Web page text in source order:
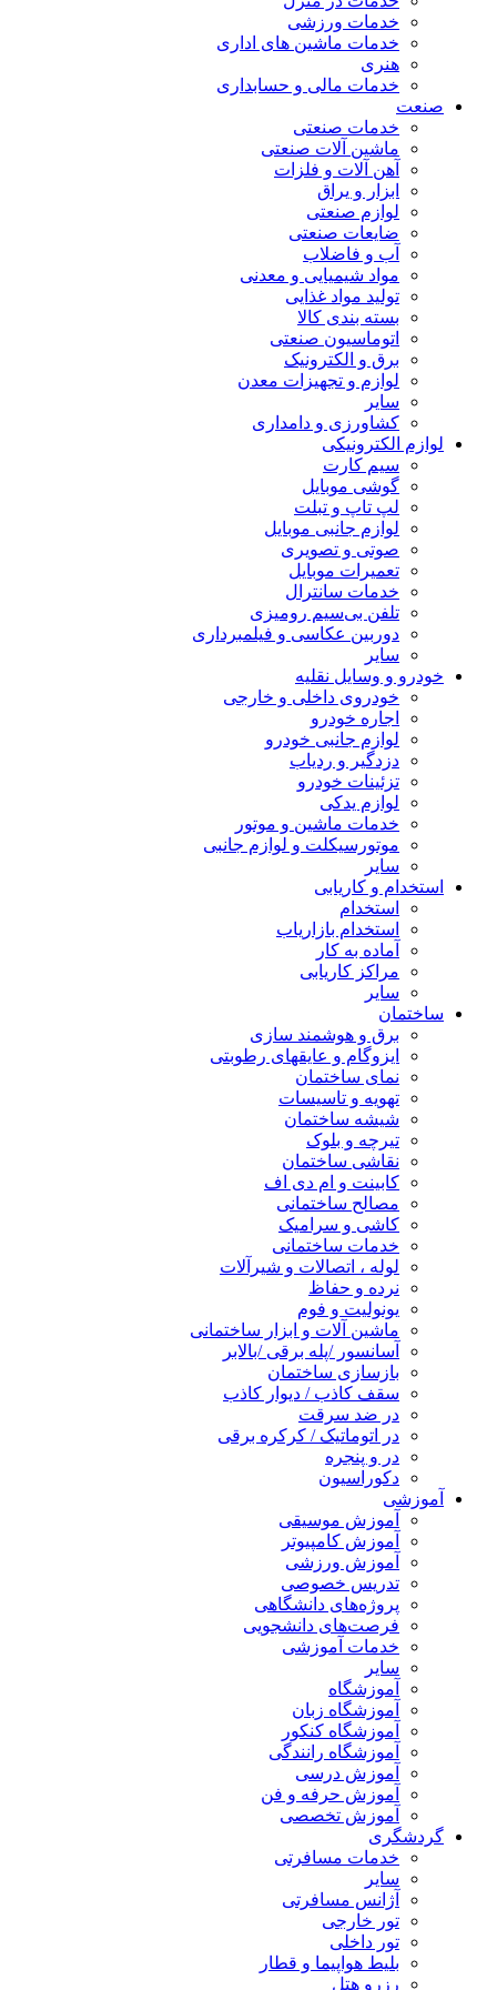
خدمات ورزشی
خدمات ماشین های اداری
هنری
خدمات مالی و حسابداری
صنعت
خدمات صنعتی
ماشین آلات صنعتی
آهن آلات و فلزات
ابزار و یراق
لوازم صنعتی
ضایعات صنعتی
آب و فاضلاب
مواد شیمیایی و معدنی
تولید مواد غذایی
بسته بندی کالا
اتوماسیون صنعتی
برق و الکترونیک
لوازم و تجهیزات معدن
سایر
کشاورزی و دامداری
لوازم الکترونیکی
سیم کارت
گوشی موبایل
لپ تاپ و تبلت
لوازم جانبی موبایل
صوتی و تصویری
تعمیرات موبایل
خدمات سانترال
تلفن بی‌سیم رومیزی
دوربین عکاسی و فیلمبرداری
سایر
خودرو و وسایل نقلیه
خودروی داخلی و خارجی
اجاره خودرو
لوازم جانبی خودرو
دزدگیر و ردیاب
تزئینات خودرو
لوازم یدکی
خدمات ماشین و موتور
موتورسیکلت و لوازم جانبی
سایر
استخدام و کاریابی
استخدام
استخدام بازاریاب
آماده به کار
مراکز کاریابی
سایر
ساختمان
برق و هوشمند سازی
ایزوگام و عایقهای رطوبتی
نمای ساختمان
تهویه و تاسیسات
شیشه ساختمان
تیرچه و بلوک
نقاشی ساختمان
کابینت و ام دی اف
مصالح ساختمانی
کاشی و سرامیک
خدمات ساختمانی
لوله ، اتصالات و شیرآلات
نرده و حفاظ
یونولیت و فوم
ماشین آلات و ابزار ساختمانی
آسانسور /پله برقی /بالابر
بازسازی ساختمان
سقف کاذب / دیوار کاذب
در ضد سرقت
در اتوماتیک / کرکره برقی
در و پنجره
دکوراسیون
آموزشی
آموزش موسیقی
آموزش کامپیوتر
آموزش ورزشی
تدریس خصوصی
پروژه‌های دانشگاهی
فرصت‌های دانشجویی
خدمات آموزشی
سایر
آموزشگاه
آموزشگاه زبان
آموزشگاه کنکور
آموزشگاه رانندگی
آموزش درسی
آموزش حرفه و فن
آموزش تخصصی
گردشگری
خدمات مسافرتی
سایر
آژانس مسافرتی
تور خارجی
تور داخلی
بلیط هواپیما و قطار
رزرو هتل